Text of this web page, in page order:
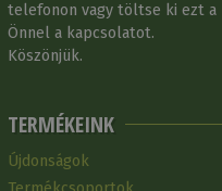
telefonon vagy töltse ki ezt a
Önnel a kapcsolatot.
Köszönjük.
TERMÉKEINK
Újdonságok